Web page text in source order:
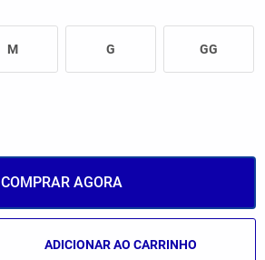
G GG
M
COMPRAR AGORA
ADICIONAR AO CARRINHO